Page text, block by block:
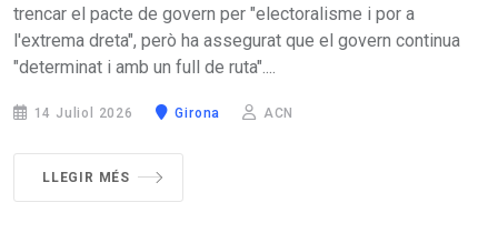
trencar el pacte de govern per "electoralisme i por a
l'extrema dreta", però ha assegurat que el govern continua
"determinat i amb un full de ruta"....
14 Juliol 2026 Girona ACN
LLEGIR MÉS